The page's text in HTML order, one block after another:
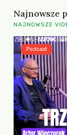
Najnowsze
NAJNOWSZE
Podcast